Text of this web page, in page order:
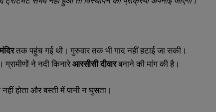
तक पहुंच गई थी। गुरुवार तक भी गाद नहीं हटाई जा सकी।
ने नदी किनारेआरसीसी दीवारबनाने की मांग की है।
होता और बस्ती में पानी न घुसता।